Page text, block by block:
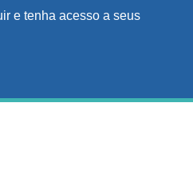
e tenha acesso a seus